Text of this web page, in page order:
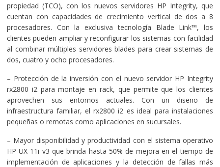
propiedad (TCO), con los nuevos servidores HP Integrity, que
cuentan con capacidades de crecimiento vertical de dos a 8
procesadores. Con la exclusiva tecnología Blade Link™, los
clientes pueden ampliar y reconfigurar los sistemas con facilidad
al combinar múltiples servidores blades para crear sistemas de
dos, cuatro y ocho procesadores.
– Protección de la inversión con el nuevo servidor HP Integrity
rx2800 i2 para montaje en rack, que permite que los clientes
aprovechen sus entornos actuales. Con un diseño de
infraestructura familiar, el rx2800 i2 es ideal para instalaciones
pequeñas o remotas como aplicaciones en sucursales.
– Mayor disponibilidad y productividad con el sistema operativo
HP-UX 11i v3 que brinda hasta 50% de mejora en el tiempo de
implementación de aplicaciones y la detección de fallas más